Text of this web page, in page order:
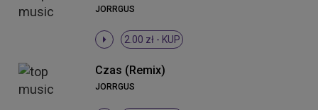
JORRGUS
2.00 zł - KUP
Czas (Remix)
JORRGUS